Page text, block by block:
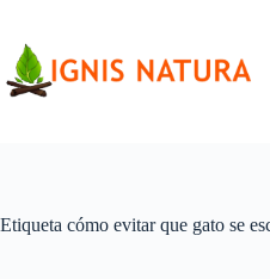
contenido
Etiqueta cómo evitar que gato se